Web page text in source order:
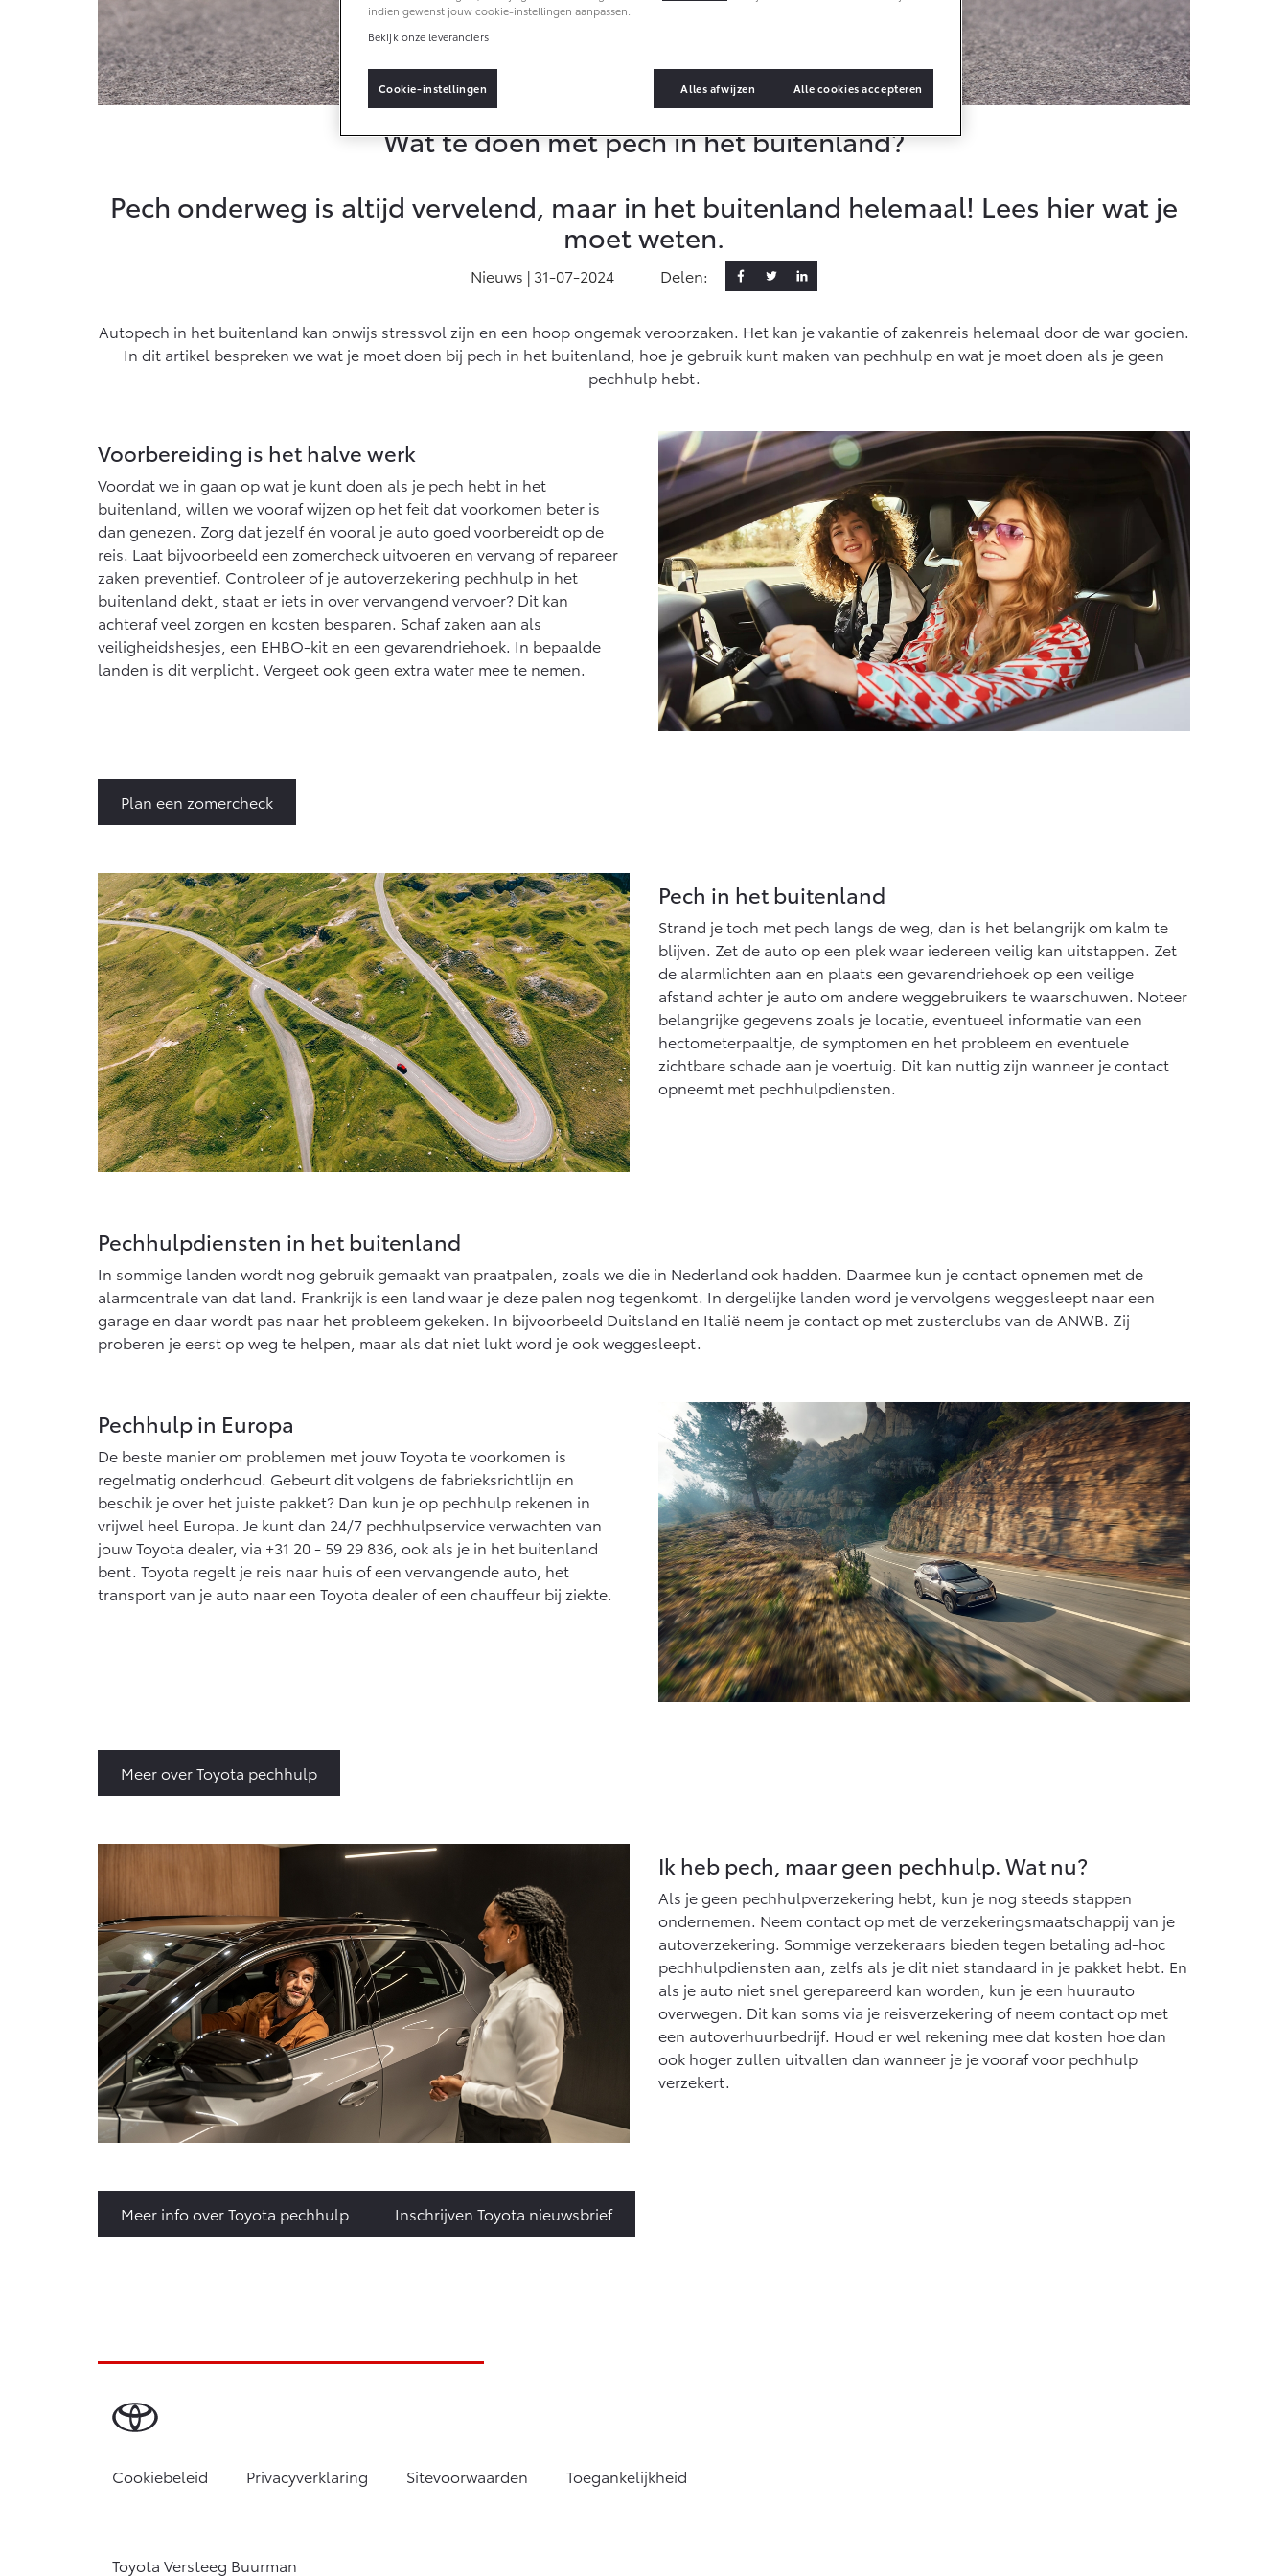
Documentatie (SIL)
Connected
MyToyota login
Abonnementen
Connected check
Wat te doen met pech in het buitenland?
Pech onderweg is altijd vervelend, maar in het buitenland helemaal! Lees hier wat je
moet weten.
Nieuws | 31-07-2024 Delen:
Autopech in het buitenland kan onwijs stressvol zijn en een hoop ongemak veroorzaken. Het kan je vakantie of zakenreis helemaal door de war gooien.
In dit artikel bespreken we wat je moet doen bij pech in het buitenland, hoe je gebruik kunt maken van pechhulp en wat je moet doen als je geen
pechhulp hebt.
Voorbereiding is het halve werk
Voordat we in gaan op wat je kunt doen als je pech hebt in het
buitenland, willen we vooraf wijzen op het feit dat voorkomen beter is
dan genezen. Zorg dat jezelf én vooral je auto goed voorbereidt op de
reis. Laat bijvoorbeeld een zomercheck uitvoeren en vervang of repareer
zaken preventief. Controleer of je autoverzekering pechhulp in het
buitenland dekt, staat er iets in over vervangend vervoer? Dit kan
achteraf veel zorgen en kosten besparen. Schaf zaken aan als
veiligheidshesjes, een EHBO-kit en een gevarendriehoek. In bepaalde
landen is dit verplicht. Vergeet ook geen extra water mee te nemen.
Plan een zomercheck
Pech in het buitenland
Strand je toch met pech langs de weg, dan is het belangrijk om kalm te
blijven. Zet de auto op een plek waar iedereen veilig kan uitstappen. Zet
de alarmlichten aan en plaats een gevarendriehoek op een veilige
afstand achter je auto om andere weggebruikers te waarschuwen. Noteer
belangrijke gegevens zoals je locatie, eventueel informatie van een
hectometerpaaltje, de symptomen en het probleem en eventuele
zichtbare schade aan je voertuig. Dit kan nuttig zijn wanneer je contact
opneemt met pechhulpdiensten.
Pechhulpdiensten in het buitenland
In sommige landen wordt nog gebruik gemaakt van praatpalen, zoals we die in Nederland ook hadden. Daarmee kun je contact opnemen met de
alarmcentrale van dat land. Frankrijk is een land waar je deze palen nog tegenkomt. In dergelijke landen word je vervolgens weggesleept naar een
garage en daar wordt pas naar het probleem gekeken. In bijvoorbeeld Duitsland en Italië neem je contact op met zusterclubs van de ANWB. Zij
proberen je eerst op weg te helpen, maar als dat niet lukt word je ook weggesleept.
Pechhulp in Europa
De beste manier om problemen met jouw Toyota te voorkomen is
regelmatig onderhoud. Gebeurt dit volgens de fabrieksrichtlijn en
beschik je over het juiste pakket? Dan kun je op pechhulp rekenen in
vrijwel heel Europa. Je kunt dan 24/7 pechhulpservice verwachten van
jouw Toyota dealer, via +31 20 - 59 29 836, ook als je in het buitenland
bent. Toyota regelt je reis naar huis of een vervangende auto, het
transport van je auto naar een Toyota dealer of een chauffeur bij ziekte.
Meer over Toyota pechhulp
Ik heb pech, maar geen pechhulp. Wat nu?
Als je geen pechhulpverzekering hebt, kun je nog steeds stappen
ondernemen. Neem contact op met de verzekeringsmaatschappij van je
autoverzekering. Sommige verzekeraars bieden tegen betaling ad-hoc
pechhulpdiensten aan, zelfs als je dit niet standaard in je pakket hebt. En
als je auto niet snel gerepareerd kan worden, kun je een huurauto
overwegen. Dit kan soms via je reisverzekering of neem contact op met
een autoverhuurbedrijf. Houd er wel rekening mee dat kosten hoe dan
ook hoger zullen uitvallen dan wanneer je je vooraf voor pechhulp
verzekert.
Meer info over Toyota pechhulp Inschrijven Toyota nieuwsbrief
Cookiebeleid Privacyverklaring Sitevoorwaarden Toegankelijkheid
Toyota Versteeg Buurman
indien gewenst jouw cookie-instellingen aanpassen.
Bekijk onze leveranciers
Cookie-instellingen Alles afwijzen Alle cookies accepteren